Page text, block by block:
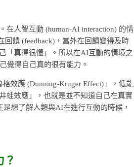
在人智互動 (human-AI interaction) 的情
回饋 (feedback)，當外在回饋變得及時
「真得很懂」。所以在AI互動的情境之
覺得自己真的很有能力。
效應 (Dunning-Kruger Effect)」，低能
蛙效應」，也就是並不知道自己在真實
想了解人類與AI在進行互動的時候，